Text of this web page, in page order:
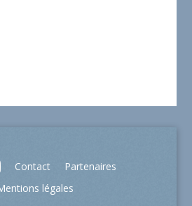
Contact
Partenaires
légales